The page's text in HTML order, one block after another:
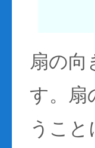
扇の向
す。扇
うこと